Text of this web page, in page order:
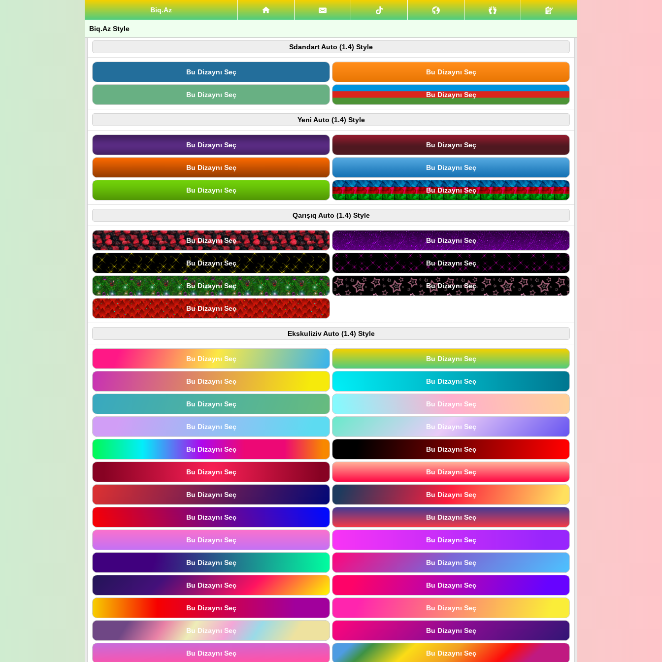
Biq.Az
Biq.Az Style
Sdandart Auto (1.4) Style
Bu Dizaynı Seç Bu Dizaynı Seç
Bu Dizaynı Seç Bu Dizaynı Seç
Yeni Auto (1.4) Style
Bu Dizaynı Seç Bu Dizaynı Seç
Bu Dizaynı Seç Bu Dizaynı Seç
Bu Dizaynı Seç Bu Dizaynı Seç
Qarışıq Auto (1.4) Style
Bu Dizaynı Seç Bu Dizaynı Seç
Bu Dizaynı Seç Bu Dizaynı Seç
Bu Dizaynı Seç Bu Dizaynı Seç
Bu Dizaynı Seç
Ekskuliziv Auto (1.4) Style
Bu Dizaynı Seç Bu Dizaynı Seç
Bu Dizaynı Seç Bu Dizaynı Seç
Bu Dizaynı Seç Bu Dizaynı Seç
Bu Dizaynı Seç Bu Dizaynı Seç
Bu Dizaynı Seç Bu Dizaynı Seç
Bu Dizaynı Seç Bu Dizaynı Seç
Bu Dizaynı Seç Bu Dizaynı Seç
Bu Dizaynı Seç Bu Dizaynı Seç
Bu Dizaynı Seç Bu Dizaynı Seç
Bu Dizaynı Seç Bu Dizaynı Seç
Bu Dizaynı Seç Bu Dizaynı Seç
Bu Dizaynı Seç Bu Dizaynı Seç
Bu Dizaynı Seç Bu Dizaynı Seç
Bu Dizaynı Seç Bu Dizaynı Seç